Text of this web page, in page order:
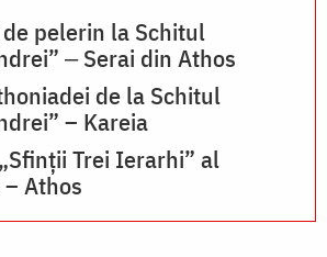
de pelerin la Schitul
‒ Serai din Athos
de la Schitul
– Kareia
Trei Ierarhi” al
Athos